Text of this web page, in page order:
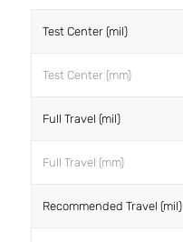
Test Center (mil)
Test Center (mm)
Full Travel (mil)
Full Travel (mm)
Recommended Travel (mil)